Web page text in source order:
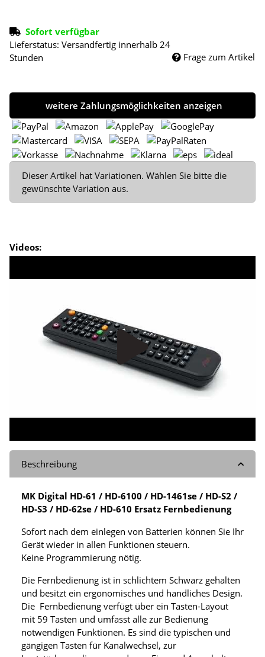
Sofort verfügbar
Lieferstatus: Versandfertig innerhalb 24
Stunden
Frage zum Artikel
weitere Zahlungsmöglichkeiten anzeigen
x
Dieser Artikel hat Variationen. Wählen Sie bitte die
gewünschte Variation aus.
Videos:
Beschreibung
MK Digital HD-61 / HD-6100 / HD-1461se / HD-S2 /
HD-S3 / HD-62se / HD-610 Ersatz Fernbedienung
Sofort nach dem einlegen von Batterien können Sie Ihr
Gerät wieder in allen Funktionen steuern.
Keine Programmierung nötig.
Die Fernbedienung ist in schlichtem Schwarz gehalten
und besitzt ein ergonomisches und handliches Design.
Die Fernbedienung verfügt über ein Tasten-Layout
mit 59 Tasten und umfasst alle zur Bedienung
notwendigen Funktionen. Es sind die typischen und
gängigen Tasten für Kanalwechsel, zur